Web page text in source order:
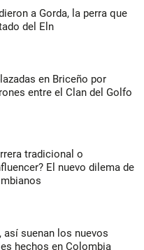
a Gorda, la perra que
del Eln
en Briceño por
entre el Clan del Golfo
tradicional o
El nuevo dilema de
así suenan los nuevos
hechos en Colombia